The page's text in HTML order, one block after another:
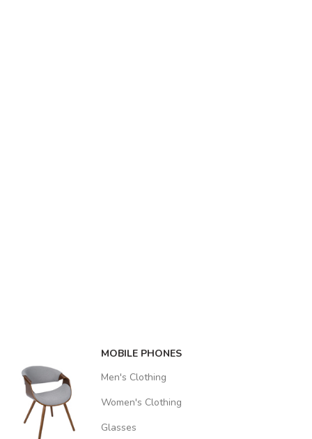
MOBILE PHONES
Men's Clothing
Women's Clothing
Glasses